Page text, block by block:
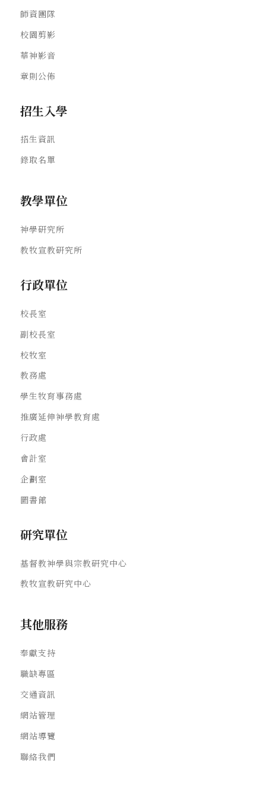
師資團隊
校園剪影
華神影音
章則公佈
招生入學
招生資訊
錄取名單
教學單位
神學研究所
教牧宣教研究所
行政單位
校長室
副校長室
校牧室
教務處
學生牧育事務處
推廣延伸神學教育處
行政處
會計室
企劃室
圖書館
研究單位
基督教神學與宗教研究中心
教牧宣教研究中心
其他服務
奉獻支持
職缺專區
交通資訊
網站管理
網站導覽
聯絡我們